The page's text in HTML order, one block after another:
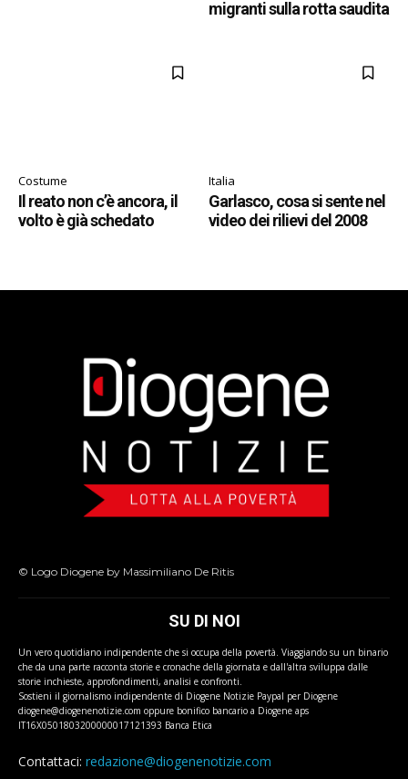
migranti sulla rotta saudita
Costume
Il reato non c’è ancora, il
volto è già schedato
Italia
Garlasco, cosa si sente nel
video dei rilievi del 2008
© Logo Diogene by Massimiliano De Ritis
SU DI NOI
Un vero quotidiano indipendente che si occupa della povertà. Viaggiando su un binario
che da una parte racconta storie e cronache della giornata e dall'altra sviluppa dalle
storie inchieste, approfondimenti, analisi e confronti.
Sostieni il giornalismo indipendente di Diogene Notizie Paypal per Diogene
diogene@diogenenotizie.com oppure bonifico bancario a Diogene aps
IT16X0501803200000017121393 Banca Etica
Contattaci: redazione@diogenenotizie.com